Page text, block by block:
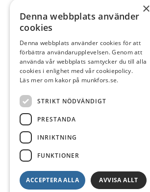
×
Denna webbplats använder
cookies
Denna webbplats använder cookies för att
förbättra användarupplevelsen. Genom att
använda vår webbplats samtycker du till alla
cookies i enlighet med vår cookiepolicy.
Läs mer om kakor på munkfors.se.
STRIKT NÖDVÄNDIGT
PRESTANDA
INRIKTNING
FUNKTIONER
ACCEPTERA ALLA AVVISA ALLT